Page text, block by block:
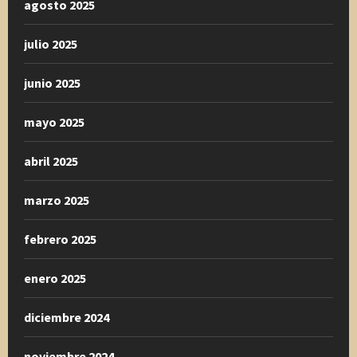
agosto 2025
julio 2025
junio 2025
mayo 2025
abril 2025
marzo 2025
febrero 2025
enero 2025
diciembre 2024